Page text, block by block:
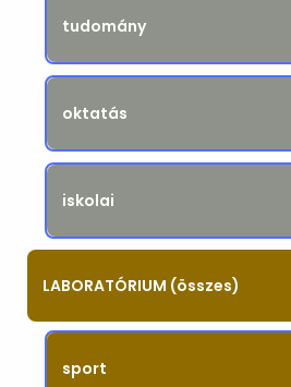
tudomány
oktatás
iskolai
LABORATÓRIUM (összes)
sport